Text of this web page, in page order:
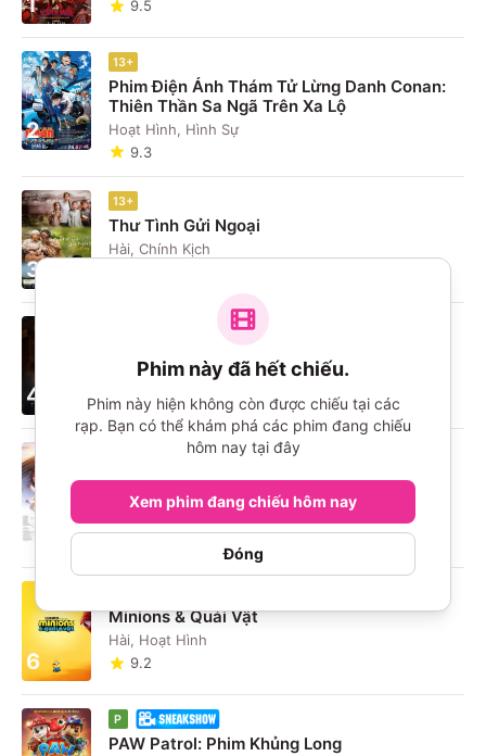
9.5
2
13+
Phim Điện Ảnh Thám Tử Lừng Danh Conan:
Thiên Thần Sa Ngã Trên Xa Lộ
Hoạt Hình, Hình Sự
9.3
3
13+
Thư Tình Gửi Ngoại
Hài, Chính Kịch
4
Phiêu Lưu, Chính Kịch
9.7
5
Umamusume: Pretty Derby - Khởi Đầu Kỷ
Nguyên Mới
Hài, Hoạt Hình
6
Minions & Quái Vật
Hài, Hoạt Hình
9.2
P
PAW Patrol: Phim Khủng Long
Phim này đã hết chiếu.
Phim này hiện không còn được chiếu tại các
rạp. Bạn có thể khám phá các phim đang chiếu
hôm nay tại đây
Xem phim đang chiếu hôm nay
Đóng